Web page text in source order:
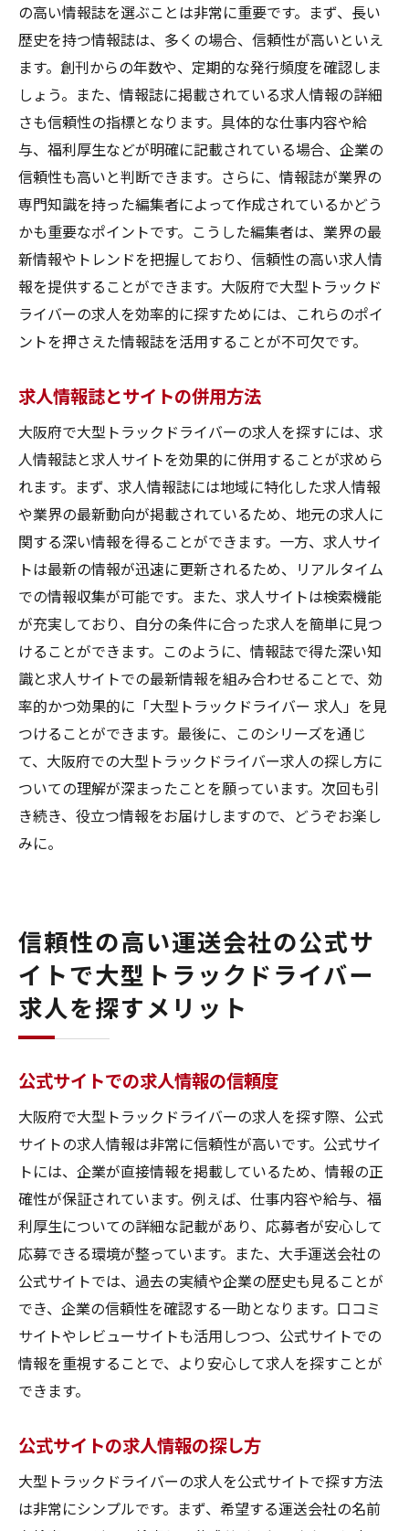
の高い情報誌を選ぶことは非常に重要です。まず、長い
歴史を持つ情報誌は、多くの場合、信頼性が高いといえ
ます。創刊からの年数や、定期的な発行頻度を確認しま
しょう。また、情報誌に掲載されている求人情報の詳細
さも信頼性の指標となります。具体的な仕事内容や給
与、福利厚生などが明確に記載されている場合、企業の
信頼性も高いと判断できます。さらに、情報誌が業界の
専門知識を持った編集者によって作成されているかどう
かも重要なポイントです。こうした編集者は、業界の最
新情報やトレンドを把握しており、信頼性の高い求人情
報を提供することができます。大阪府で大型トラックド
ライバーの求人を効率的に探すためには、これらのポイ
ントを押さえた情報誌を活用することが不可欠です。
求人情報誌とサイトの併用方法
大阪府で大型トラックドライバーの求人を探すには、求
人情報誌と求人サイトを効果的に併用することが求めら
れます。まず、求人情報誌には地域に特化した求人情報
や業界の最新動向が掲載されているため、地元の求人に
関する深い情報を得ることができます。一方、求人サイ
トは最新の情報が迅速に更新されるため、リアルタイム
での情報収集が可能です。また、求人サイトは検索機能
が充実しており、自分の条件に合った求人を簡単に見つ
けることができます。このように、情報誌で得た深い知
識と求人サイトでの最新情報を組み合わせることで、効
率的かつ効果的に「大型トラックドライバー 求人」を見
つけることができます。最後に、このシリーズを通じ
て、大阪府での大型トラックドライバー求人の探し方に
ついての理解が深まったことを願っています。次回も引
き続き、役立つ情報をお届けしますので、どうぞお楽し
みに。
信頼性の高い運送会社の公式サ
イトで大型トラックドライバー
求人を探すメリット
公式サイトでの求人情報の信頼度
大阪府で大型トラックドライバーの求人を探す際、公式
サイトの求人情報は非常に信頼性が高いです。公式サイ
トには、企業が直接情報を掲載しているため、情報の正
確性が保証されています。例えば、仕事内容や給与、福
利厚生についての詳細な記載があり、応募者が安心して
応募できる環境が整っています。また、大手運送会社の
公式サイトでは、過去の実績や企業の歴史も見ることが
でき、企業の信頼性を確認する一助となります。口コミ
サイトやレビューサイトも活用しつつ、公式サイトでの
情報を重視することで、より安心して求人を探すことが
できます。
公式サイトの求人情報の探し方
大型トラックドライバーの求人を公式サイトで探す方法
は非常にシンプルです。まず、希望する運送会社の名前